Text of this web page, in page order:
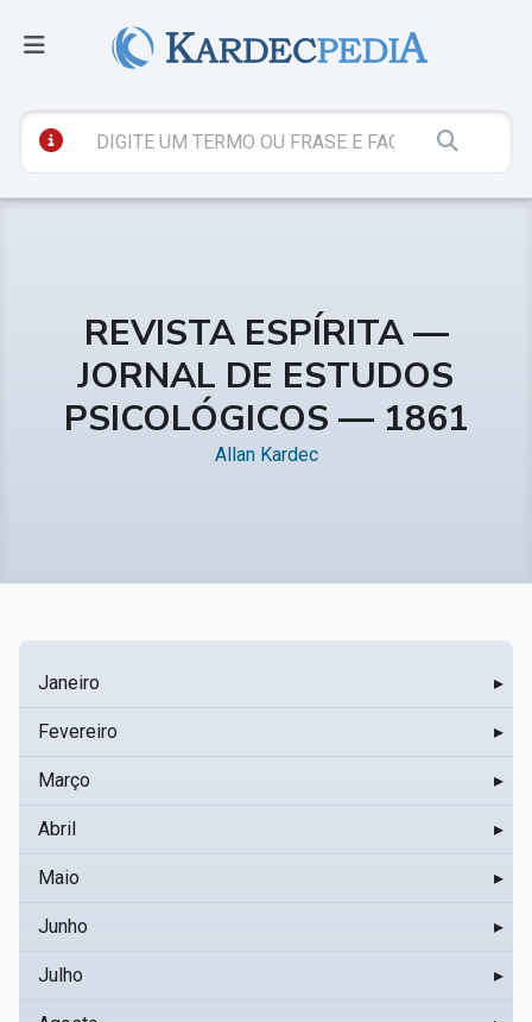
REVISTA ESPÍRITA —
JORNAL DE ESTUDOS
PSICOLÓGICOS — 1861
Allan Kardec
Janeiro ▸
Fevereiro ▸
Março ▸
Abril ▸
Maio ▸
Junho ▸
Julho ▸